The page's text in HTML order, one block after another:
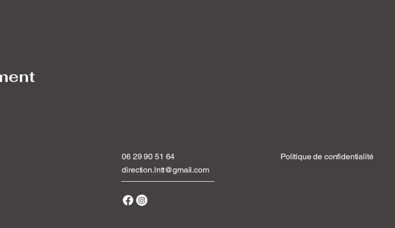
06 29 90 51 64
direction.lntt@gmail.com
Politique de confidentialité